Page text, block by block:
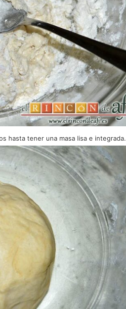
hasta tener una masa lisa e integrada.